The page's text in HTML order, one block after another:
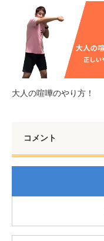
大人の喧嘩のやり方！
コメント